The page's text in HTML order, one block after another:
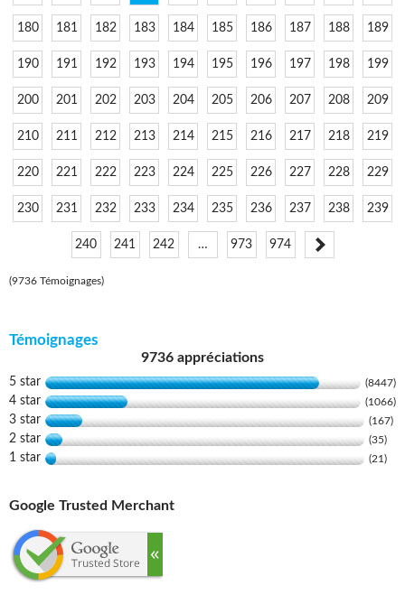
180 181 182 183 184 185 186 187 188 189
190 191 192 193 194 195 196 197 198 199
200 201 202 203 204 205 206 207 208 209
210 211 212 213 214 215 216 217 218 219
220 221 222 223 224 225 226 227 228 229
230 231 232 233 234 235 236 237 238 239
240 241 242 … 973 974
(9736 Témoignages)
Témoignages
9736 appréciations
5 star (8447)
4 star (1066)
3 star (167)
2 star (35)
1 star (21)
Google Trusted Merchant